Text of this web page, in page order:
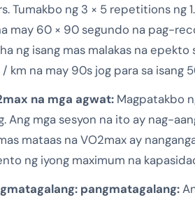
Tumakbo ng 3 × 5 repetitions ng
may 60 × 90 segundo na pag-
ng isang mas malakas na
/ km na may 90s jog para sa isang
na mga agwat: Magpatakbo
Ang mga sesyon na ito ay nag-
mataas na VO2max ay
ng iyong maximum na
pangmatagalang: